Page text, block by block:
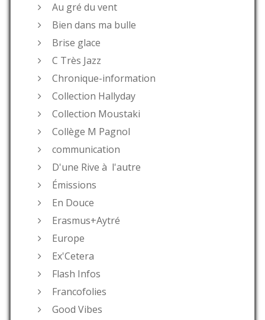
Au gré du vent
Bien dans ma bulle
Brise glace
C Très Jazz
Chronique-information
Collection Hallyday
Collection Moustaki
Collège M Pagnol
communication
D'une Rive à l'autre
Émissions
En Douce
Erasmus+Aytré
Europe
Ex'Cetera
Flash Infos
Francofolies
Good Vibes